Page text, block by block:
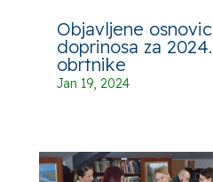
Objavljene
doprinosa za
obrtnike
Jan 19, 2024